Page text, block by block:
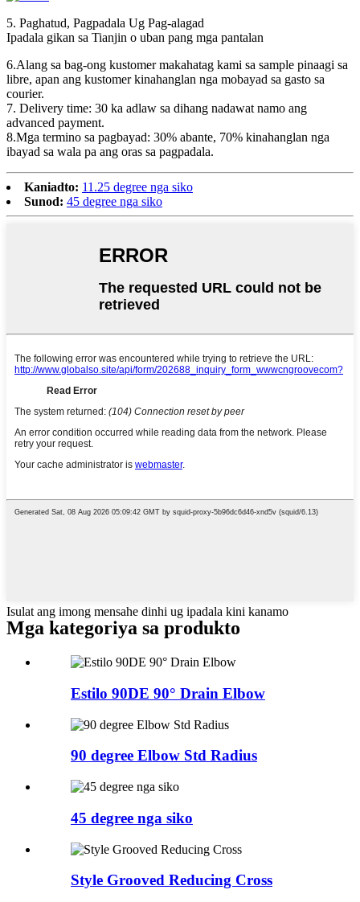
5. Paghatud, Pagpadala Ug Pag-alagad
Ipadala gikan sa Tianjin o uban pang mga pantalan
6.Alang sa bag-ong kustomer makahatag kami sa sample pinaagi sa
libre, apan ang kustomer kinahanglan nga mobayad sa gasto sa
courier.
7. Delivery time: 30 ka adlaw sa dihang nadawat namo ang
advanced payment.
8.Mga termino sa pagbayad: 30% abante, 70% kinahanglan nga
ibayad sa wala pa ang oras sa pagpadala.
Kaniadto: 11.25 degree nga siko
Sunod: 45 degree nga siko
Isulat ang imong mensahe dinhi ug ipadala kini kanamo
Mga kategoriya sa produkto
Estilo 90DE 90° Drain Elbow
90 degree Elbow Std Radius
45 degree nga siko
Style Grooved Reducing Cross